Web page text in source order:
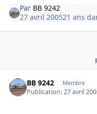
Par BB 9242
27 avril 200521 ans
BB 9242 Membre
Publication:27 avril